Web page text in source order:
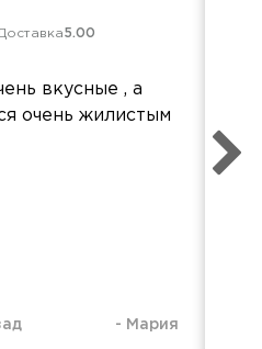
5.00
вкусные , а
очень жилистым
- Мария